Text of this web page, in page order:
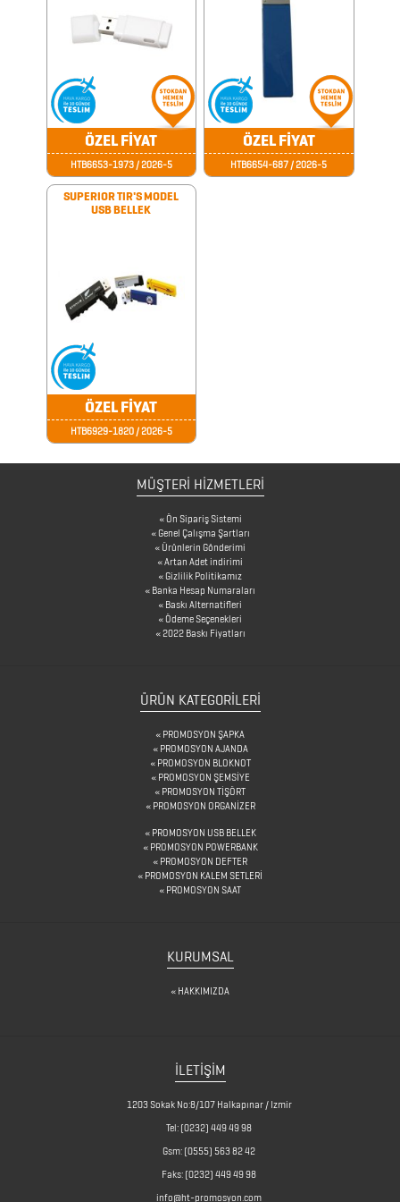
BARDAK
ALTLIKLARI
YETİŞTİRME
BLOKNOTLAR
ÇAKILAR
ÇAKMAKLAR
MATARA
&
ÖZEL FİYAT
HTB6653-1973 / 2026-5
ÖZEL FİYAT
HTB6654-687 / 2026-5
SUPERIOR TIR'S MODEL
USB BELLEK
ÖZEL FİYAT
HTB6929-1820 / 2026-5
MÜŞTERİ HİZMETLERİ
Ön Sipariş Sistemi
Genel Çalışma Şartları
Ürünlerin Gönderimi
Artan Adet indirimi
Gizlilik Politikamız
Banka Hesap Numaraları
Baskı Alternatifleri
Ödeme Seçenekleri
2022 Baskı Fiyatları
ÜRÜN KATEGORILERI
PROMOSYON ŞAPKA
PROMOSYON AJANDA
PROMOSYON BLOKNOT
PROMOSYON ŞEMSİYE
PROMOSYON TİŞÖRT
PROMOSYON ORGANİZER
PROMOSYON USB BELLEK
PROMOSYON POWERBANK
PROMOSYON DEFTER
PROMOSYON KALEM SETLERİ
PROMOSYON SAAT
KURUMSAL
HAKKIMIZDA
İLETİŞİM
1203 Sokak No:8/107 Halkapınar / Izmir
Tel: (0232) 449 49 98
Gsm: (0555) 563 82 42
Faks: (0232) 449 49 98
info@ht-promosyon.com